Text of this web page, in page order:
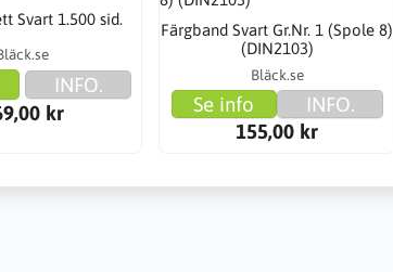
Svart 1.500 sid.
INFO.
kr
Färgband Svart Gr.Nr. 1 (Spole 8)
(DIN2103)
Bläck.se
Se info
INFO.
155,00 kr